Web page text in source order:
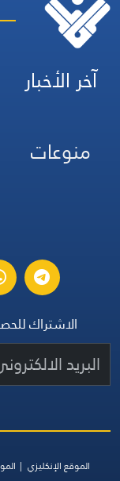
آخر الأخبار
منوعات
الاشتراك
الموقع الإنكليزي